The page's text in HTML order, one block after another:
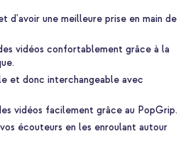
empêche de s'emmêler. Enfin,
un look unique grâce au PopGrip. Le
vous permet de varier avec
toujours l'assortir avec la coque
de votre tablette.
de votre téléphone
une meilleure prise en main de
une meilleure prise en main de
beaucoup moins de chances de le
d'avoir une meilleure prise en main de
vidéos confortablement grâce à la
et donc interchangeable avec
vidéos facilement grâce au PopGrip.
écouteurs en les enroulant autour